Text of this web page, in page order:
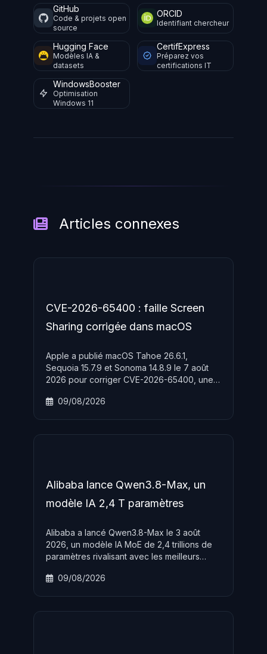
GitHub
Code & projets open
source
ORCID
Identifiant chercheur
Hugging Face
Modèles IA &
datasets
CertifExpress
Préparez vos
certifications IT
WindowsBooster
Optimisation
Windows 11
Articles connexes
CVE-2026-65400 : faille Screen
Sharing corrigée dans macOS
Apple a publié macOS Tahoe 26.6.1,
Sequoia 15.7.9 et Sonoma 14.8.9 le 7 août
2026 pour corriger CVE-2026-65400, une
exploitable à distance sur le réseau sans
09/08/2026
Alibaba lance Qwen3.8-Max, un
modèle IA 2,4 T paramètres
Alibaba a lancé Qwen3.8-Max le 3 août
2026, un modèle IA MoE de 2,4 trillions de
paramètres rivalisant avec les meilleurs
open-source annoncés pour le 10 août.
09/08/2026